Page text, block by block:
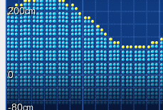
200
0
-80